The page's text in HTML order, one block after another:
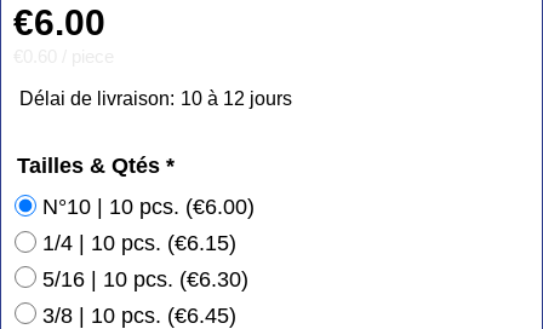
€6.00
Délai de livraison: 10 à 12 jours
Tailles & Qtés *
N°10 | 10 pcs. (€6.00)
1/4 | 10 pcs. (€6.15)
5/16 | 10 pcs. (€6.30)
3/8 | 10 pcs. (€6.45)